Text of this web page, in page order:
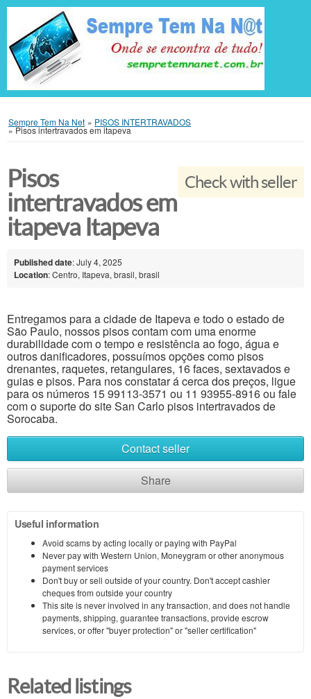
Sempre Tem Na Net » PISOS INTERTRAVADOS
»Pisos intertravados em itapeva
Check with seller
Pisos
intertravados em
itapeva Itapeva
Published date: July 4, 2025
Location: Centro, Itapeva, brasil, brasil
Entregamos para a cidade de Itapeva e todo o estado de
São Paulo, nossos pisos contam com uma enorme
durabilidade com o tempo e resistência ao fogo, água e
outros danificadores, possuímos opções como pisos
drenantes, raquetes, retangulares, 16 faces, sextavados e
guias e pisos. Para nos constatar á cerca dos preços, ligue
para os números 15 99113-3571 ou 11 93955-8916 ou fale
com o suporte do site San Carlo pisos intertravados de
Sorocaba.
Contact seller
Share
Useful information
Avoid scams by acting locally or paying with PayPal
Never pay with Western Union, Moneygram or other anonymous
payment services
Don't buy or sell outside of your country. Don't accept cashier
cheques from outside your country
This site is never involved in any transaction, and does not handle
payments, shipping, guarantee transactions, provide escrow
services, or offer "buyer protection" or "seller certification"
Related listings